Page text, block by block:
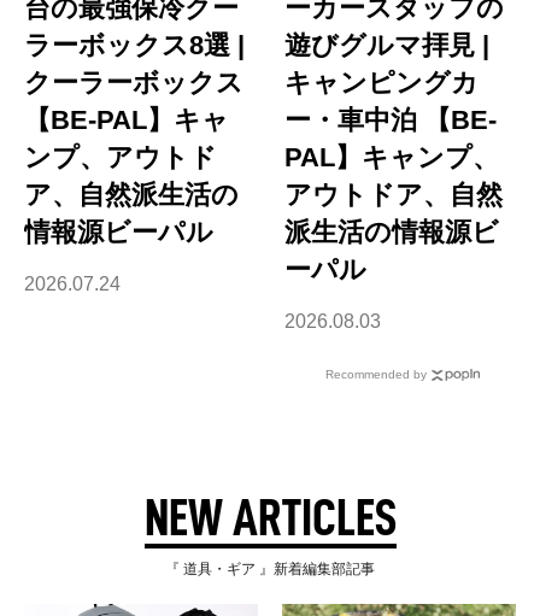
台の最強保冷クー
ラーボックス8選 |
クーラーボックス
【BE-PAL】キャ
ンプ、アウトド
ア、自然派生活の
情報源ビーパル
2026.07.24
ーカースタッフの
遊びグルマ拝見 |
キャンピングカ
ー・車中泊 【BE-
PAL】キャンプ、
アウトドア、自然
派生活の情報源ビ
ーパル
2026.08.03
Recommended by
NEW ARTICLES
『 道具・ギア 』新着編集部記事